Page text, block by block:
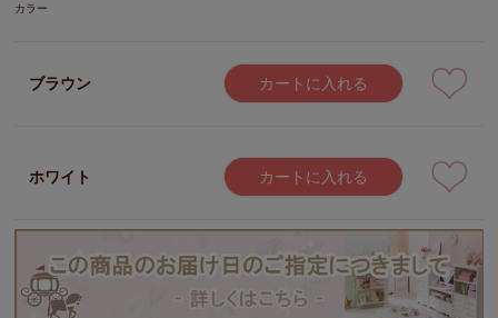
カラー
ブラウン カートに入れる
ホワイト カートに入れる